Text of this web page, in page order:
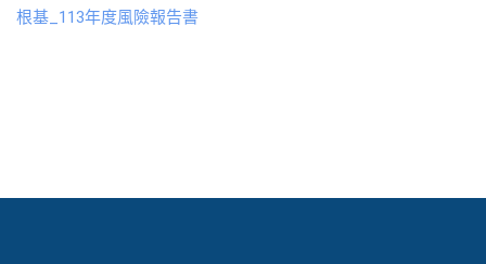
根基_113年度風險報告書